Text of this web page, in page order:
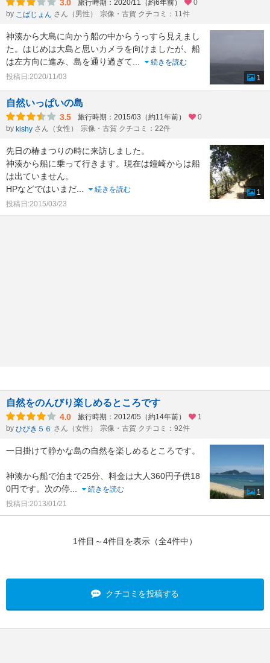
3.0 旅行時期：2020/11（約6年前）
0
by こばじょん さん（男性） 宗像・古賀 クチコミ：11件
神湊から大島に向かう船の中からうっすら見えまし
た。はじめは大島と思いカメラを向けましたが、船
は左方向に進み、島を通り過ぎて...
続きを読む
投稿日:2020/11/03
1
自然いっぱいの島
3.5 旅行時期：2015/03（約11年前）
0
by kishy さん（女性） 宗像・古賀 クチコミ：22件
先日の椿まつりの時に来訪しました。
神湊から船に乗って行きます。現在は鐘崎からは船
は出ていません。
HPなどではいまだ...
続きを読む
投稿日:2015/03/23
1
自然をのんびり楽しめるところです
4.0 旅行時期：2012/05（約14年前）
1
by ひびき５６ さん（女性） 宗像・古賀 クチコミ：92件
一日掛けて静かな島の自然を楽しめるところです。
神湊から船で泊まで25分、料金は大人360円子供18
0円です。次の停...
続きを読む
投稿日:2013/01/21
1
1件目～4件目を表示（全4件中）
クチコミを投稿する